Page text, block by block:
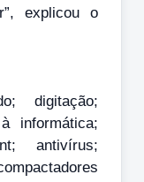
explicou o
digitação;
informática;
antivírus;